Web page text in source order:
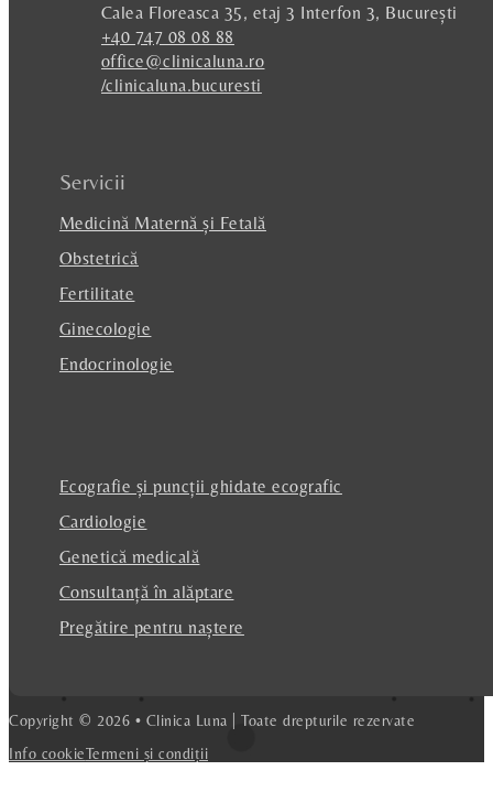
Calea Floreasca 35, etaj 3 Interfon 3, București
+40 747 08 08 88
office@clinicaluna.ro
/clinicaluna.bucuresti
Servicii
Medicină Maternă și Fetală
Obstetrică
Fertilitate
Ginecologie
Endocrinologie
Ecografie și puncții ghidate ecografic
Cardiologie
Genetică medicală
Consultanță în alăptare
Pregătire pentru naștere
Copyright © 2026 • Clinica Luna | Toate drepturile rezervate
Info cookieTermeni și condiții